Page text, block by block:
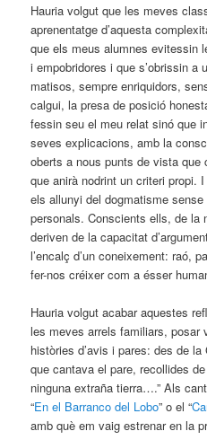
Hauria volgut que les meves
aprenentatge d’aquesta
que els meus alumnes evitessin
i empobridores i que s’obrissin a
matisos, sempre enriquidors,
calgui, la presa de posició
fessin seu el meu relat sinó que
seves explicacions, amb la
oberts a nous punts de vista que
que anirà nodrint un criteri propi.
els allunyi del dogmatisme
personals. Conscients ells, de la
deriven de la capacitat
l’encalç d’un coneixement: raó,
fer-nos créixer com a ésser
Hauria volgut acabar aquestes
les meves arrels familiars, posar
històries d’avis i pares: des de la
que cantava el pare, recollides
ninguna extraña tierra….” Als
“En el Barranco del Lobo” o el “
amb què em vaig estrenar en la